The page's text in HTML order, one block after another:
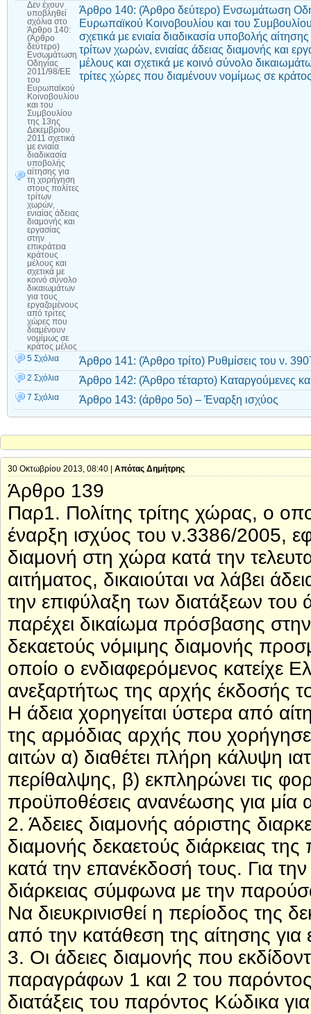
Δεν έχουν
υποβληθεί
σχόλια στο
Άρθρο 140:
(Άρθρο
δεύτερο)
Ενσωμάτωση
Οδηγίας
2011/98/ΕΕ
του
Ευρωπαϊκού
Κοινοβουλίου
και του
Συμβουλίου
της 13ης
Δεκεμβρίου
2011 σχετικά
με ενιαία
διαδικασία
υποβολής
αίτησης για
τη χορήγηση
στους πολίτες
τρίτων
χωρών,
ενιαίας άδειας
διαμονής και
εργασίας
στην
επικράτεια
κράτους
μέλους και
σχετικά με
κοινό σύνολο
δικαιωμάτων
για τους
εργαζομένους
από τρίτες
χώρες που
διαμένουν
νομίμως σε
κράτος μέλος
Άρθρο 140: (Άρθρο δεύτερο) Ενσωμάτωση
Ευρωπαϊκού Κοινοβουλίου και του
σχετικά με ενιαία διαδικασία υποβολής
τρίτων χωρών, ενιαίας άδειας διαμονής και
μέλους και σχετικά με κοινό σύνολο
τρίτες χώρες που διαμένουν νομίμως σε
5 Σχόλια Άρθρο 141: (Άρθρο τρίτο) Ρυθμίσεις του ν.
2 Σχόλια Άρθρο 142: (Άρθρο τέταρτο) Καταργούμενες και
7 Σχόλια Άρθρο 143: (άρθρο 5ο) – Έναρξη ισχύος
30 Οκτωβρίου 2013, 08:40 | Απότας Δημήτρης
Άρθρο 139
Παρ1. Πολίτης τρίτης χώρας, ο
έναρξη ισχύος του ν.3386/2005,
διαμονή στη χώρα κατά την
αιτήματος, δικαιούται να λάβει
την επιφύλαξη των διατάξεων
παρέχει δικαίωμα πρόσβασης
δεκαετούς νόμιμης διαμονής
οποίο ο ενδιαφερόμενος κατείχε
ανεξαρτήτως της αρχής έκδοσής
Η άδεια χορηγείται ύστερα από
της αρμόδιας αρχής που χορήγησε
αιτών α) διαθέτει πλήρη κάλυψη
περίθαλψης, β) εκπληρώνει τις
προϋποθέσεις ανανέωσης για μία
2. Άδειες διαμονής αόριστης
διαμονής δεκαετούς διάρκειας
κατά την επανέκδοσή τους. Για
διάρκειας σύμφωνα με την
Να διευκρινισθεί η περίοδος της
από την κατάθεση της αίτησης
3. Οι άδειες διαμονής που
παραγράφων 1 και 2 του
διατάξεις του παρόντος Κώδικα